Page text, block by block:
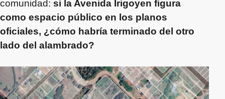
comunidad: si la Avenida Irigoyen figura
como espacio público en los planos
oficiales, ¿cómo habría terminado del otro
lado del alambrado?